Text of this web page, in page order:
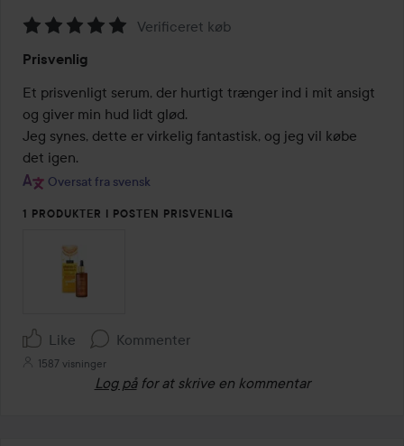
5
ud
af
5
Verificeret køb
Prisvenlig
Et prisvenligt serum, der hurtigt trænger ind i mit ansigt
og giver min hud lidt glød.
Jeg synes, dette er virkelig fantastisk, og jeg vil købe
det igen.
Oversat fra svensk
1 PRODUKTER I POSTEN PRISVENLIG
Like Kommenter
1587 visninger
Log på for at skrive en kommentar